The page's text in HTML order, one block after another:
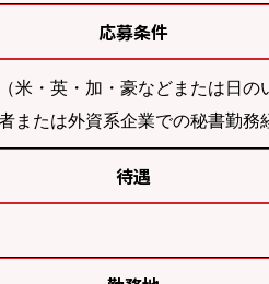
応募条件
米・英・加・豪などまたは日の
または外資系企業での秘書勤務
待遇